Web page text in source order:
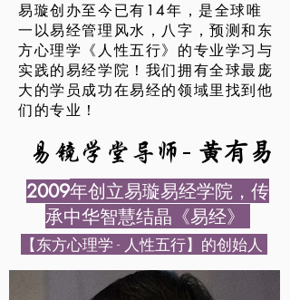
易璇创办至今已有14年，是全球唯
一以易经管理风水，八字，预测和东
方心理学《人性五行》的专业学习与
实践的易经学院！我们拥有全球最庞
大的学员成功在易经的领域里找到他
们的专业！
易镜学堂导师 - 黃有易
2009年创立易璇易经学院，传
承中华智慧结晶《易经》
【东方心理学 - 人性五行】的创始人